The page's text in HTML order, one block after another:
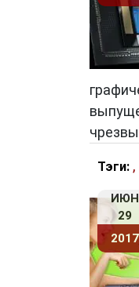
Тэги: ,
ИЮН
29
2017